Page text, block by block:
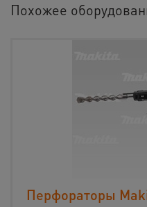
Похожее
Перфораторы